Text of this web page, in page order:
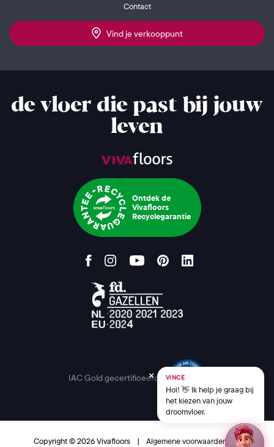
Contact
Vind je verkooppunt
de vloer die past bij jouw
leven
Ontdek de
Vivafloors
Recyclegarantie
IAC Gold gecertificeerd
Copyright © 2026 Vivafloors | Algemene voorwaarden |
VINCE
Hoi! 👋 Ik help je graag bij
het kiezen van jouw
droomvloer.